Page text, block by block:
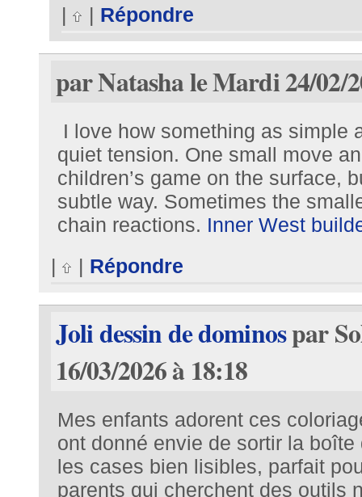
|
| Répondre
par Natasha le Mardi 24/02/
I love how something as simple
quiet tension. One small move
children’s game on the surface,
subtle way. Sometimes the
chain reactions. Inner West
|
| Répondre
Joli dessin de dominospar
16/03/2026 à 18:18
Mes enfants adorent ces
ont donné envie de sortir la
les cases bien lisibles, parfait
parents qui cherchent des outils